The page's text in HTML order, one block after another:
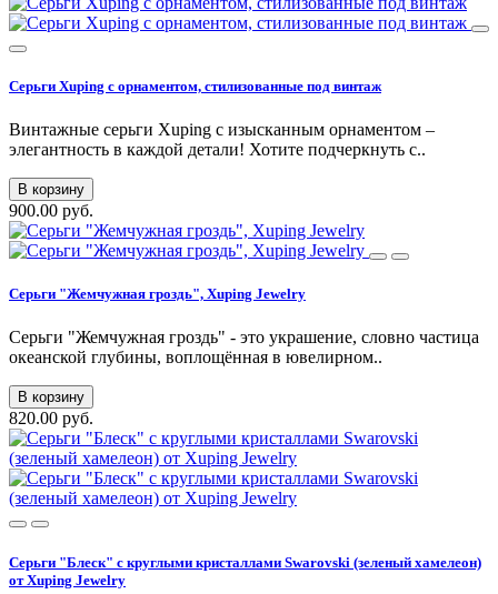
Серьги Xuping с орнаментом, стилизованные под винтаж
Винтажные серьги Xuping с изысканным орнаментом –
элегантность в каждой детали! Хотите подчеркнуть с..
В корзину
900.00 руб.
Серьги "Жемчужная гроздь", Xuping Jewelry
Серьги "Жемчужная гроздь" - это украшение, словно частица
океанской глубины, воплощённая в ювелирном..
В корзину
820.00 руб.
Серьги "Блеск" с круглыми кристаллами Swarovski (зеленый хамелеон)
от Xuping Jewelry